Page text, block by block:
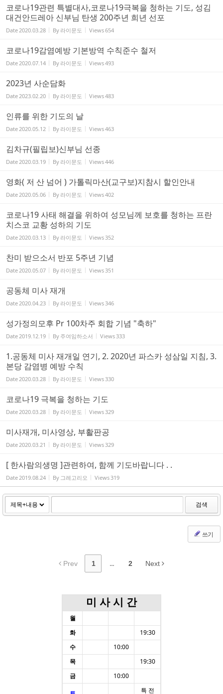
코로나19관련 특별대사,코로나19극복을 청하는 기도, 성김
대건안드레아 신부님 탄생 200주년 희년 선포
Date2020.03.28 By 라이문도 Views654
코로나19감염예방 기본방역 수칙준수 철저
Date2020.07.14 By 라이문도 Views493
2023년 사순담화
Date2023.02.20 By 라이문도 Views483
인류를 위한 기도의 날
Date2020.05.12 By 라이문도 Views463
김차규(필립보)신부님 선종
Date2020.03.19 By 라이문도 Views446
영화( 저 산 넘어 ) 가톨릭마산(교구보)지참시 할인안내
Date2020.05.06 By 라이문도 Views402
코로나19 사태 해결을 위하여 성모님께 보호를 청하는 프란
치스코 교황 성하의 기도
Date2020.03.13 By 라이문도 Views352
찬미 받으소서 반포 5주년 기념
Date2020.05.07 By 라이문도 Views351
공동체 미사 재개
Date2020.04.23 By 라이문도 Views346
성가정의모후 Pr 100차주 회합 기념 "축하"
Date2019.12.19 By 주여임하소서 Views333
1.공동체 미사 재개일 연기, 2. 2020년 파스카 성삼일 지침, 3.
본당 감염병 예방 수칙
Date2020.03.28 By 라이문도 Views330
코로나19 극복을 청하는 기도
Date2020.03.28 By 라이문도 Views329
미사재개, 미사영상, 부활판공
Date2020.03.21 By 라이문도 Views329
[ 한사람의생명 ]관련하여, 함께 기도바랍니다 . .
Date2019.08.24 By 그레고리오 Views319
검색
쓰기
Prev 1 ... 2 Next
미 사 시 간
월
화
19:30
수
10:00
목
19:30
금
10:00
특 전